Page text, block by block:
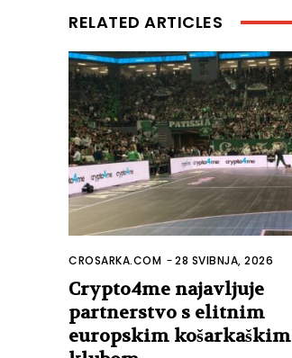
RELATED ARTICLES
CROSARKA.COM -28 SVIBNJA, 2026
Crypto4me najavljuje
partnerstvo s elitnim
europskim košarkaškim